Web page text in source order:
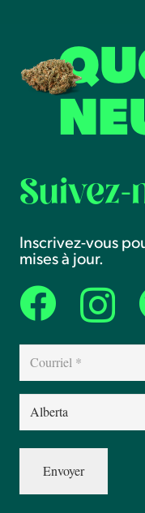
Inscrivez-vous
mises à jour.
Courriel
(Nécessaire)
Province
(Nécessaire)